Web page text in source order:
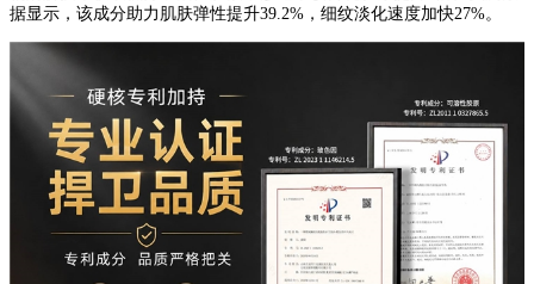
据显示，该成分助力肌肤弹性提升39.2%，细纹淡化速度加快27%。